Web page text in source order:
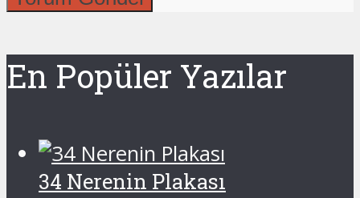
En Popüler Yazılar
34 Nerenin Plakası